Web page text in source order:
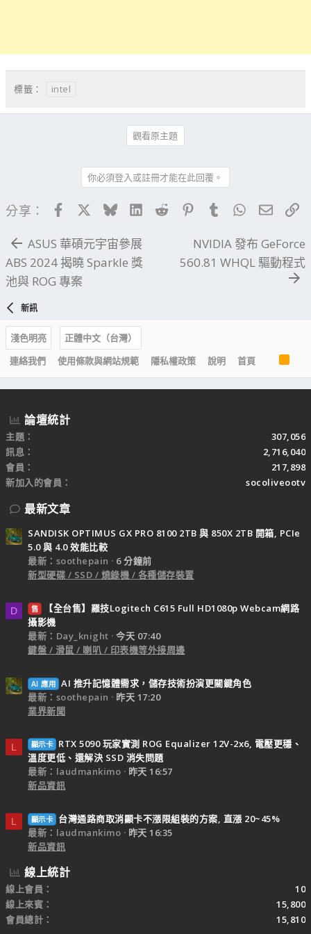
標籤： intel
觀看原主題
你必須登入或註冊才能在此回覆。
分享： FacebookBlueskyLinkedIn
Reddit PinterestTumblrWhatsApp
電子
ASUS 華碩元宇宙參展
ABS 2024 揭曉 Sparkle 獎
池與 ROG 專案
NVIDIA 發布 GeForce
560.81 WHQL 驅動程式
新訊
淺色明亮
正體中文（台灣）
連絡我們
使用條款與網站規範 隱私權政策 說明 首頁
R
S
S
論壇統計
主題
307,056
訊息
2,716,040
會員
217,898
新加入的會員
socoliveootv
最新文章
SANDISK OPTIMUS GX PRO 8100 2TB 與 850X 2TB 開箱, PCIe
5.0 與 4.0 效能比較
最新：soothepain
6 分鐘前
新型硬碟 / SSD / 燒錄機 / 各種儲存裝置
D 售
【全台售】羅技Logitech C615 Full HD1080p Webcam網路
攝影機
最新：Day_knight
今天 07:40
鍵盤 / 滑鼠 / 喇叭 / 印表機等外接周邊
AI 應用 AI 推升記憶體需求，儲存技術扮演更關鍵角色
最新：soothepain
昨天 17:20
業界新聞
L 顯示卡
RTX 5090 玩家實測 ROG Equalizer 12V-2x6, 電壓更穩、
溫度更低、還解決 SSD 消失問題
最新：laudmankimo
昨天 16:57
新品資訊
L 顯示卡
台灣通路商取消顯卡不漲限組裝的方案, 直漲 20~45%
最新：laudmankimo
昨天 16:35
新品資訊
線上統計
線上會員
10
線上來賓
15,800
會員總計
15,810